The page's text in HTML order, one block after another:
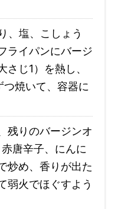
、塩、こしょう
ライパンにバージ
じ1）を熱し、
焼いて、容器に
残りのバージンオ
唐辛子、にんに
炒め、香りが出た
弱火でほぐすよう